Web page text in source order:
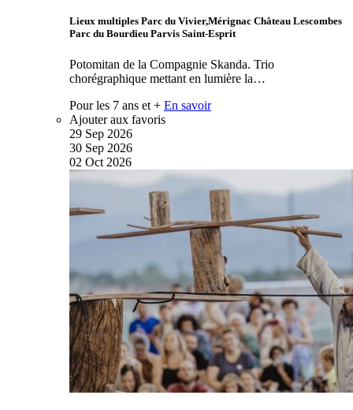
Lieux multiples Parc du Vivier,Mérignac Château Lescombes
Parc du Bourdieu Parvis Saint-Esprit
Potomitan de la Compagnie Skanda. Trio
chorégraphique mettant en lumière la…
Pour les 7 ans et + En savoir
Ajouter aux favoris
29 Sep 2026
30 Sep 2026
02 Oct 2026